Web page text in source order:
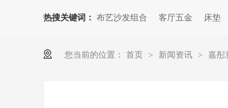
热搜关键词： 布艺沙发组合 客厅五金 床垫
您当前的位置： 首页 > 新闻资讯 > 嘉彤